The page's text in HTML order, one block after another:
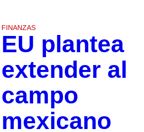
FINANZAS
EU plantea
extender al
campo
mexicano